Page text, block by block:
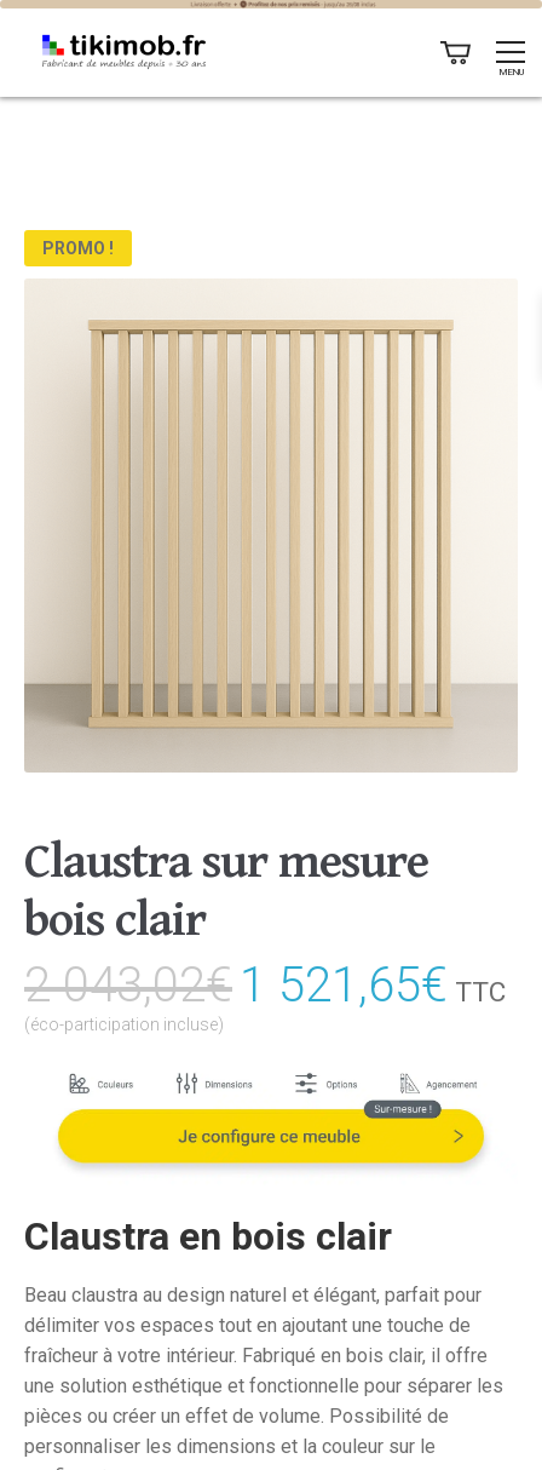
MENU
PROMO !
Claustra sur mesure
bois clair
2 043,02€Le
initial
était :
2
043,02€.
1 521,65€Le
est :
1
TTC
(éco-participation incluse)
Claustra en bois clair
Beau claustra au design naturel et élégant, parfait pour
délimiter vos espaces tout en ajoutant une touche de
fraîcheur à votre intérieur. Fabriqué en bois clair, il offre
une solution esthétique et fonctionnelle pour séparer les
pièces ou créer un effet de volume. Possibilité de
personnaliser les dimensions et la couleur sur le